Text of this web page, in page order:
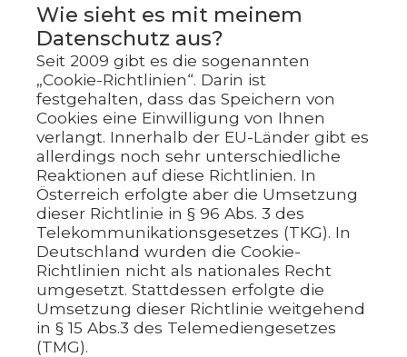
Wie sieht es mit meinem
Datenschutz aus?
Seit 2009 gibt es die sogenannten
„Cookie-Richtlinien“. Darin ist
festgehalten, dass das Speichern von
Cookies eine Einwilligung von Ihnen
verlangt. Innerhalb der EU-Länder gibt es
allerdings noch sehr unterschiedliche
Reaktionen auf diese Richtlinien. In
Österreich erfolgte aber die Umsetzung
dieser Richtlinie in § 96 Abs. 3 des
Telekommunikationsgesetzes (TKG). In
Deutschland wurden die Cookie-
Richtlinien nicht als nationales Recht
umgesetzt. Stattdessen erfolgte die
Umsetzung dieser Richtlinie weitgehend
in § 15 Abs.3 des Telemediengesetzes
(TMG).